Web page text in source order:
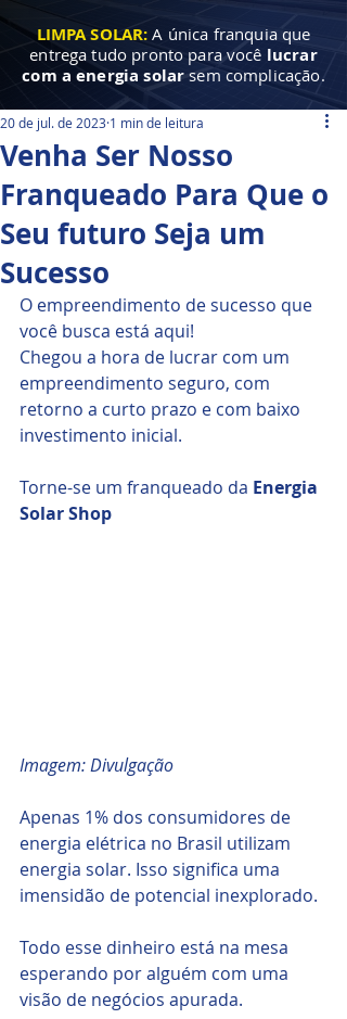
LIMPA SOLAR:A única franquia que
entrega tudo pronto para você lucrar
com a energia solar sem complicação.
Venha Ser Nosso
Franqueado Para Que o
Seu futuro Seja um
Sucesso
20 de jul. de 2023 1 min de leitura
O empreendimento de sucesso que
você busca está aqui!
Chegou a hora de lucrar com um
empreendimento seguro, com
retorno a curto prazo e com baixo
investimento inicial.
Torne-se um franqueado da Energia
Solar Shop
Imagem: Divulgação
Apenas 1% dos consumidores de
energia elétrica no Brasil utilizam
energia solar. Isso significa uma
imensidão de potencial inexplorado.
Todo esse dinheiro está na mesa
esperando por alguém com uma
visão de negócios apurada.